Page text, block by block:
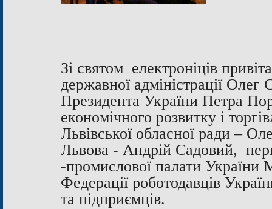
Зі святом електроніців
державної адміністрації
Президента України Петра
економічного розвитку і
Львівської обласної ради –
Львова - Андрій Садовий,
-промислової палати
Федерації роботодавців
та підприємців.